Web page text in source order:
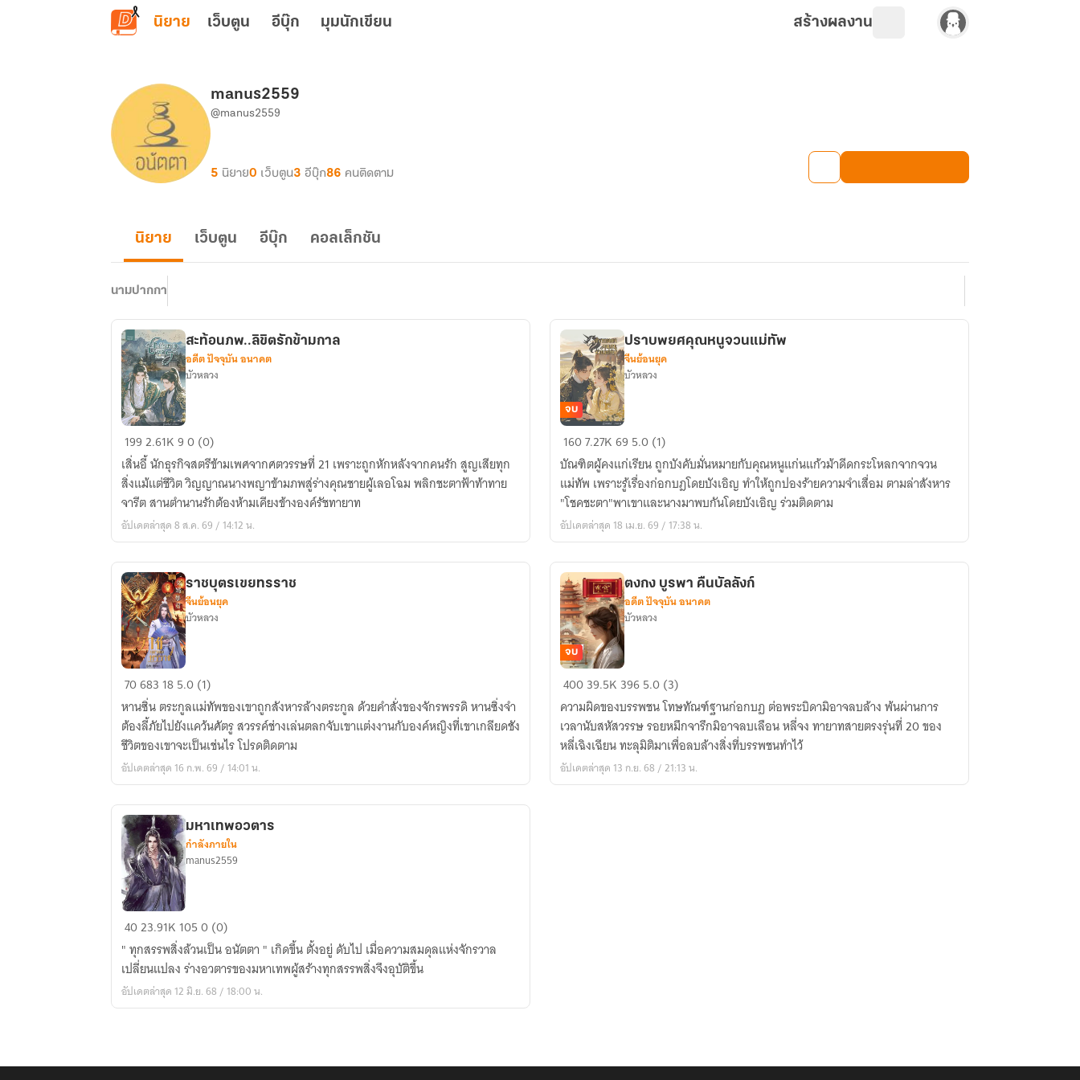
ข้ามไปยังเนื้อหาหลัก
นิยาย เว็บตูน อีบุ๊ก มุมนักเขียน สร้างผลงาน
manus2559
@manus2559
5 นิยาย0 เว็บตูน3 อีบุ๊ก86 คนติดตาม
นิยาย เว็บตูน อีบุ๊ก คอลเล็กชัน
นามปากกา
สะท้อน
ภพ..ลิขิต
รัก
ข้าม
กาล
สะท้อนภพ..ลิขิตรักข้ามกาล
อดีต ปัจจุบัน อนาคต
บัวหลวง
1992.61K90 (0)
เสิ่นอี้ นักธุรกิจสตรีข้ามเพศจากศตวรรษที่ 21 เพราะถูกหักหลังจากคนรัก สูญเสียทุก
สิ่งแม้แต่ชีวิต วิญญาณนางพญาข้ามภพสู่ร่างคุณชายผู้เลอโฉม พลิกชะตาฟ้าท้าทาย
จารีต สานตำนานรักต้องห้ามเคียงข้างองค์รัชทายาท
อัปเดตล่าสุด 8 ส.ค. 69 / 14:12 น.
ปราบ
พยศ
คุณ
หนู
จวน
แม่ทัพ
จบ
ปราบพยศคุณหนูจวนแม่ทัพ
จีนย้อนยุค
บัวหลวง
1607.27K69 5.0 (1)
บัณฑิตผู้คงแก่เรียน ถูกบังคับมั่นหมายกับคุณหนูแก่นแก้วม้าดีดกระโหลกจากจวน
แม่ทัพ เพราะรู้เรื่องก่อกบฎโดยบังเอิญ ทำให้ถูกปองร้ายความจำเสื่อม ตามล่าสังหาร
"โชคชะตา"พาเขาและนางมาพบกันโดยบังเอิญ ร่วมติดตาม
อัปเดตล่าสุด 18 เม.ย. 69 / 17:38 น.
ราชบุตร
ทรราช
ราชบุตรเขยทรราช
จีนย้อนยุค
บัวหลวง
70683 185.0 (1)
หานซิ่น ตระกูลแม่ทัพของเขาถูกสังหารล้างตระกูล ด้วยคำสั่งของจักรพรรดิ หานซิ่งจำ
ต้องลี้ภัยไปยังแคว้นศัตรู สวรรค์ช่างเล่นตลกจับเขาแต่งงานกับองค์หญิงที่เขาเกลียดชัง
ชีวิตของเขาจะเป็นเช่นไร โปรดติดตาม
อัปเดตล่าสุด 16 ก.พ. 69 / 14:01 น.
ตงกง
บูรพา
คืน
บัลลังก์
จบ
ตงกง บูรพา คืนบัลลังก์
อดีต ปัจจุบัน อนาคต
บัวหลวง
40039.5K 3965.0 (3)
ความผิดของบรรพชน โทษทัณฑ์ฐานก่อกบฏ ต่อพระบิดามิอาจลบล้าง พ้นผ่านการ
เวลานับสหัสวรรษ รอยหมึกจารึกมิอาจลบเลือน หลี่จง ทายาทสายตรงรุ่นที่ 20 ของ
หลี่เฉิงเฉียน ทะลุมิติมาเพื่อลบล้างสิ่งที่บรรพชนทำไว้
อัปเดตล่าสุด 13 ก.ย. 68 / 21:13 น.
มหาเทพ
มหาเทพอวตาร
กำลังภายใน
manus2559
4023.91K 1050 (0)
" ทุกสรรพสิ่งล้วนเป็น อนัตตา " เกิดขึ้น ตั้งอยู่ ดับไป เมื่อความสมดุลแห่งจักรวาล
เปลี่ยนแปลง ร่างอวตารของมหาเทพผู้สร้างทุกสรรพสิ่งจึงอุบัติขึ้น
อัปเดตล่าสุด 12 มิ.ย. 68 / 18:00 น.